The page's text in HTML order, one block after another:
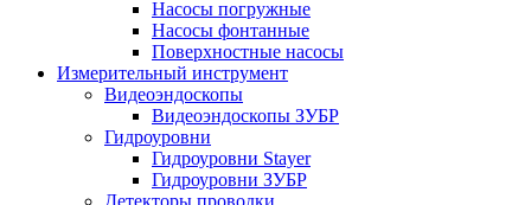
Насосы погружные
Насосы фонтанные
Поверхностные насосы
Измерительный инструмент
Видеоэндоскопы
Видеоэндоскопы ЗУБР
Гидроуровни
Гидроуровни Stayer
Гидроуровни ЗУБР
Детекторы проводки